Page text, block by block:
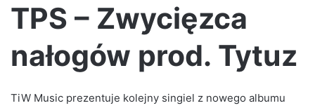
TPS – Zwycięzca
nałogów prod. Tytuz
TiW Music prezentuje kolejny singiel z nowego albumu